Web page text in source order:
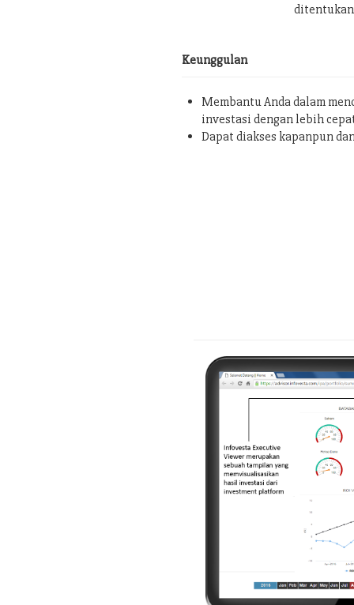
ditentukan
Keunggulan
Membantu Anda dalam
investasi dengan lebih
Dapat diakses kapanpun